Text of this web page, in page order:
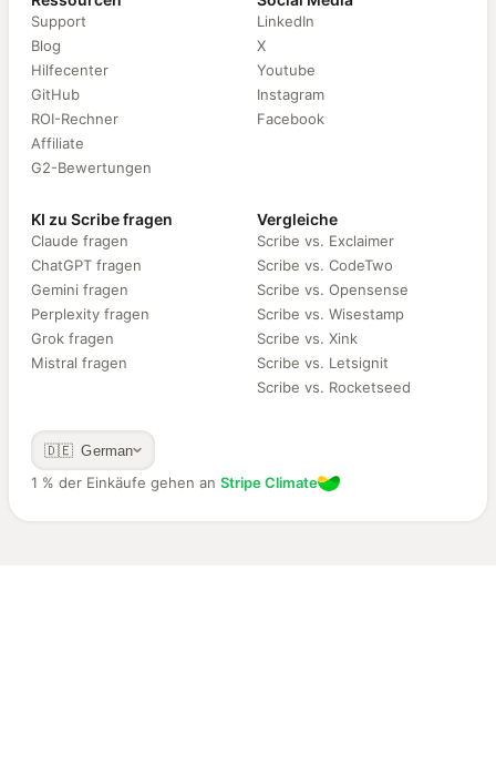
Support
Blog
Hilfecenter
GitHub
ROI-Rechner
Affiliate
G2-Bewertungen
LinkedIn
X
Youtube
Instagram
Facebook
KI zu Scribe fragen
Claude fragen
ChatGPT fragen
Gemini fragen
Perplexity fragen
Grok fragen
Mistral fragen
Vergleiche
Scribe vs. Exclaimer
Scribe vs. CodeTwo
Scribe vs. Opensense
Scribe vs. Wisestamp
Scribe vs. Xink
Scribe vs. Letsignit
Scribe vs. Rocketseed
🇩🇪 German
1 % der Einkäufe gehen an Stripe Climate